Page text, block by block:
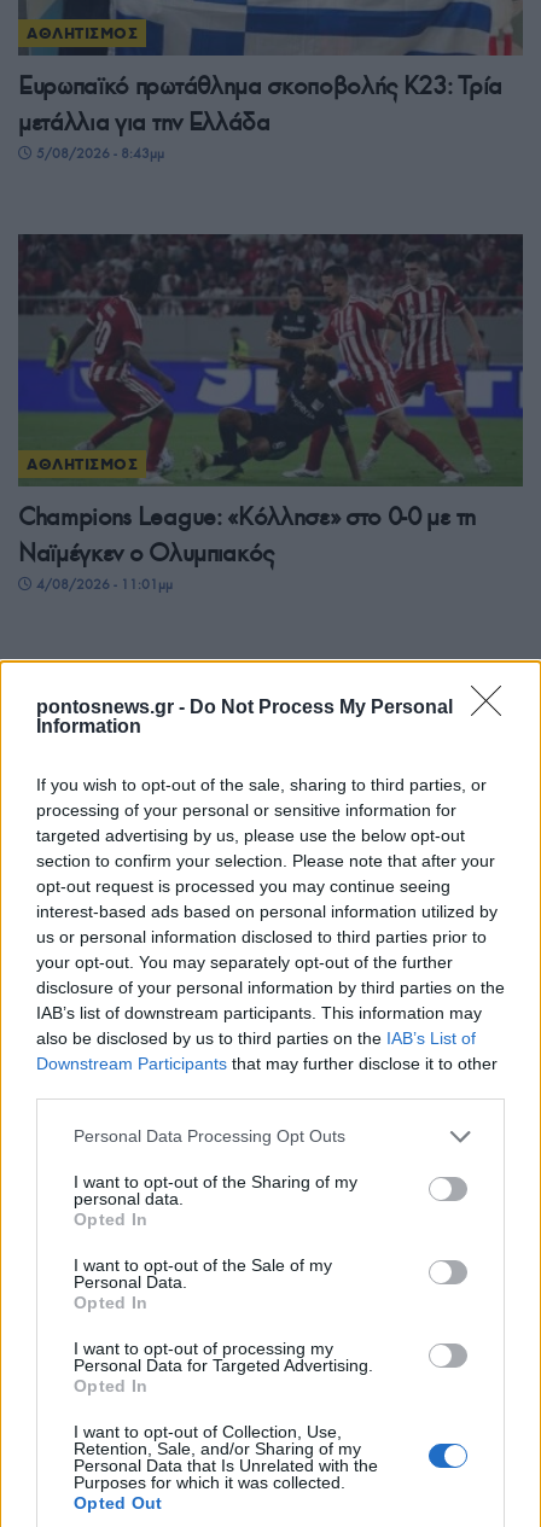
pontosnews.gr - Do Not Process My Personal
Information
If you wish to opt-out of the sale, sharing to third parties, or
processing of your personal or sensitive information for
targeted advertising by us, please use the below opt-out
section to confirm your selection. Please note that after your
opt-out request is processed you may continue seeing
interest-based ads based on personal information utilized by
us or personal information disclosed to third parties prior to
your opt-out. You may separately opt-out of the further
disclosure of your personal information by third parties on the
IAB’s list of downstream participants. This information may
also be disclosed by us to third parties on the IAB’s List of
Downstream Participants that may further disclose it to other
Please note that this website/app uses one or more Google
not limited to your visit or usage behaviour. You may click to
grant or deny consent to Google and its third-party tags to
use your data for below specified purposes in below Google
consent section.
Personal Data Processing Opt Outs
I want to opt-out of the Sharing of my
personal data.
Opted In
I want to opt-out of the Sale of my
Personal Data.
Opted In
I want to opt-out of processing my
Personal Data for Targeted Advertising.
Opted In
I want to opt-out of Collection, Use,
Retention, Sale, and/or Sharing of my
Personal Data that Is Unrelated with the
Purposes for which it was collected.
Opted Out
ΑΘΛΗΤΙΣΜΟΣ
Ευρωπαϊκό πρωτάθλημα σκοποβολής Κ23: Τρία
μετάλλια για την Ελλάδα
5/08/2026 - 8:43μμ
ΑΘΛΗΤΙΣΜΟΣ
Champions League: «Κόλλησε» στο 0-0 με τη
Ναϊμέγκεν ο Ολυμπιακός
4/08/2026 - 11:01μμ
ΑΘΛΗΤΙΣΜΟΣ
Μόντρεαλ: Αποφασιστικός Τσιτσιπάς, πέρασε
στον δεύτερο γύρο
4/08/2026 - 9:51μμ
Παίκτης της Ντόρτμουντ ο Καρέτσας – Κέρασε
3/08/2026 - 9:19μμ